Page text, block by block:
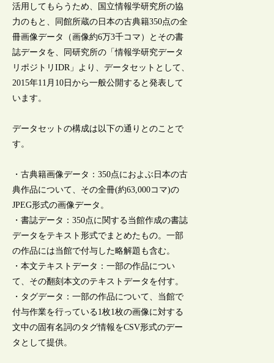
活用してもらうため、国立情報学研究所の協
力のもと、同館所蔵の日本の古典籍350点の全
冊画像データ（画像約6万3千コマ）とその書
誌データを、同研究所の「情報学研究データ
リポジトリIDR」より、データセットとして、
2015年11月10日から一般公開すると発表して
います。
データセットの構成は以下の通りとのことで
す。
・古典籍画像データ：350点におよぶ日本の古
典作品について、その全冊(約63,000コマ)の
JPEG形式の画像データ。
・書誌データ：350点に関する当館作成の書誌
データをテキスト形式でまとめたもの。一部
の作品には当館で付与した略解題も含む。
・本文テキストデータ：一部の作品につい
て、その翻刻本文のテキストデータを付す。
・タグデータ：一部の作品について、当館で
付与作業を行っている1枚1枚の画像に対する
文中の固有名詞のタグ情報をCSV形式のデー
タとして提供。